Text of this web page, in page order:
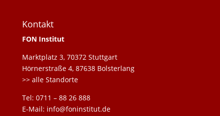
Kontakt
FON Institut
Marktplatz 3, 70372 Stuttgart
Hörnerstraße 4, 87638 Bolsterlang
>> alle Standorte
Tel: 0711 – 88 26 888
E-Mail: info@foninstitut.de